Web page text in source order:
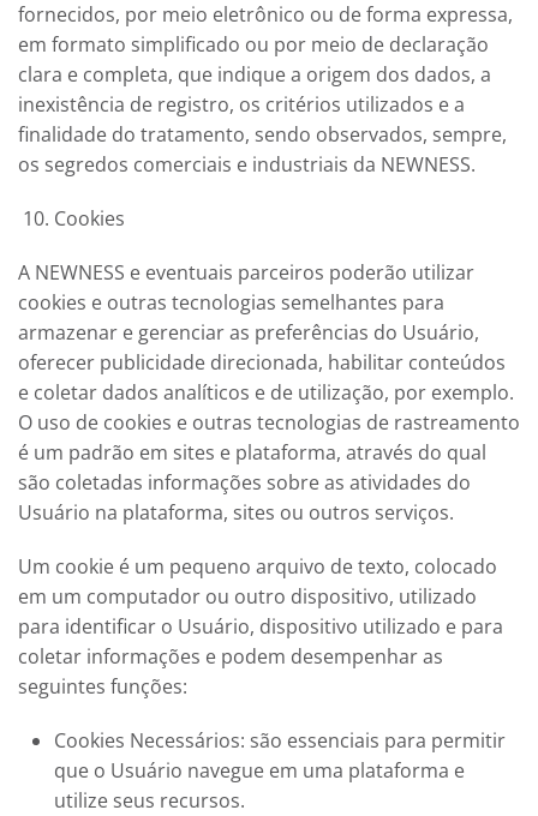
fornecidos, por meio eletrônico ou de forma expressa,
em formato simplificado ou por meio de declaração
clara e completa, que indique a origem dos dados, a
inexistência de registro, os critérios utilizados e a
finalidade do tratamento, sendo observados, sempre,
os segredos comerciais e industriais da NEWNESS.
Cookies
A NEWNESS e eventuais parceiros poderão utilizar
cookies e outras tecnologias semelhantes para
armazenar e gerenciar as preferências do Usuário,
oferecer publicidade direcionada, habilitar conteúdos
e coletar dados analíticos e de utilização, por exemplo.
O uso de cookies e outras tecnologias de rastreamento
é um padrão em sites e plataforma, através do qual
são coletadas informações sobre as atividades do
Usuário na plataforma, sites ou outros serviços.
Um cookie é um pequeno arquivo de texto, colocado
em um computador ou outro dispositivo, utilizado
para identificar o Usuário, dispositivo utilizado e para
coletar informações e podem desempenhar as
seguintes funções:
Cookies Necessários: são essenciais para permitir
que o Usuário navegue em uma plataforma e
utilize seus recursos.